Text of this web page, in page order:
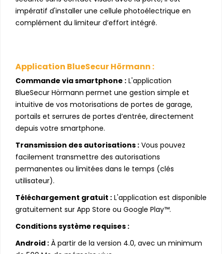
impératif d'installer une cellule photoélectrique en
complément du limiteur d’effort intégré.
Application BlueSecur Hörmann :
Commande via smartphone : L'application
BlueSecur Hörmann permet une gestion simple et
intuitive de vos motorisations de portes de garage,
portails et serrures de portes d’entrée, directement
depuis votre smartphone.
Transmission des autorisations : Vous pouvez
facilement transmettre des autorisations
permanentes ou limitées dans le temps (clés
utilisateur).
Téléchargement gratuit : L'application est disponible
gratuitement sur App Store ou Google Play™.
Conditions système requises :
Android : À partir de la version 4.0, avec un minimum